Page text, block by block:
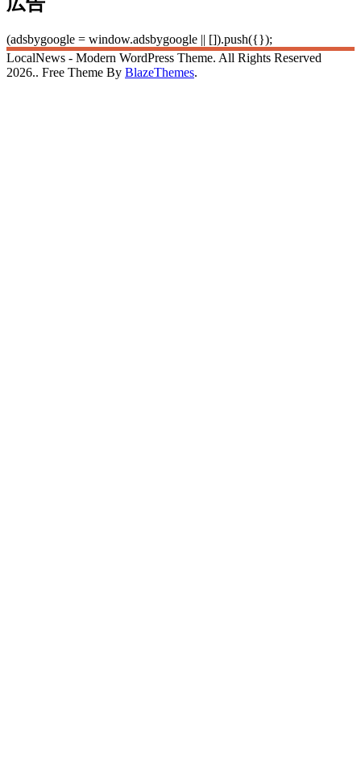
(adsbygoogle = window.adsbygoogle || []).push({});
LocalNews - Modern WordPress Theme. All Rights Reserved
2026.. Free Theme By BlazeThemes.